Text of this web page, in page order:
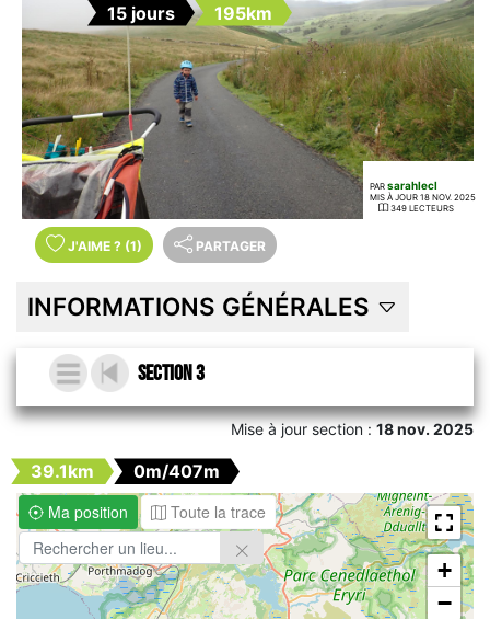
15 jours 195km
PAR sarahlecl
MIS À JOUR 18 NOV. 2025
349 LECTEURS
J'AIME ? (1) PARTAGER
INFORMATIONS GÉNÉRALES
Section 3
Mise à jour section :18 nov. 2025
39.1km
0m/407m
Ma position
Toute la trace
+
−